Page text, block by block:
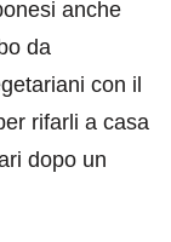
anche
da
con il
rifarli a casa
dopo un